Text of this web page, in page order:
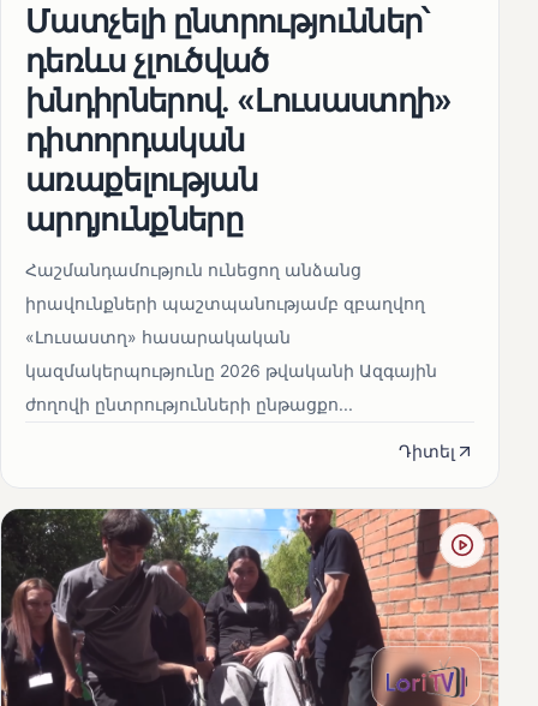
Մատչելի ընտրություններ՝
դեռևս չլուծված
խնդիրներով. «Լուսաստղի»
դիտորդական
առաքելության
արդյունքները
Հաշմանդամություն ունեցող անձանց
իրավունքների պաշտպանությամբ զբաղվող
«Լուսաստղ» հասարակական
կազմակերպությունը 2026 թվականի Ազգային
ժողովի ընտրությունների ընթացքո...
Դիտել